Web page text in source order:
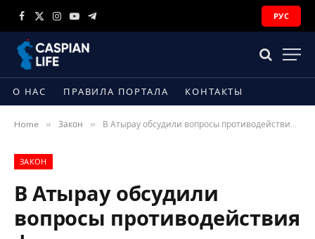
Facebook
X
Instagram
YouTubeTelegram
РУС
О НАС ПРАВИЛА ПОРТАЛА КОНТАКТЫ
Home » Закон » В Атырау обсудили вопросы противодействия финансовым пирамидам
ЗАКОН
В Атырау обсудили
вопросы противодействия